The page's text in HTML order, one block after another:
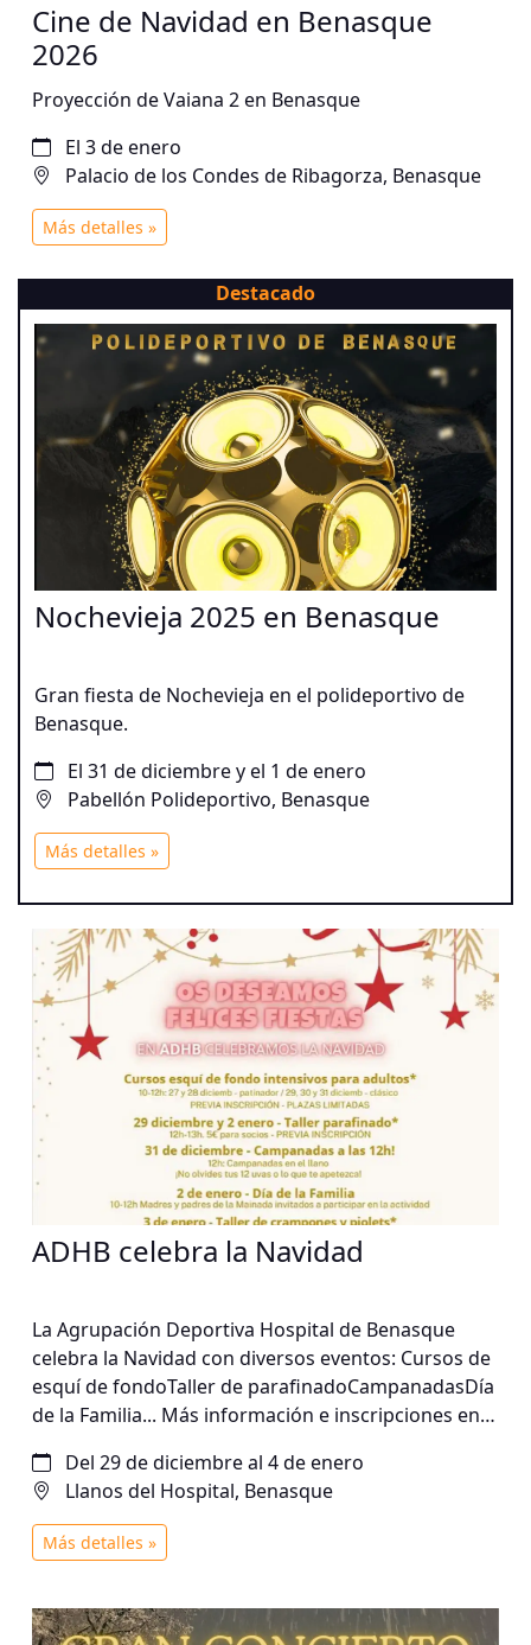
Cine de Navidad en Benasque
2026
Proyección de Vaiana 2 en Benasque
El 3 de enero
Palacio de los Condes de Ribagorza, Benasque
Más detalles »
Destacado
Nochevieja 2025 en Benasque
Gran fiesta de Nochevieja en el polideportivo de
Benasque.
El 31 de diciembre y el 1 de enero
Pabellón Polideportivo, Benasque
Más detalles »
ADHB celebra la Navidad
La Agrupación Deportiva Hospital de Benasque
celebra la Navidad con diversos eventos: Cursos de
esquí de fondoTaller de parafinadoCampanadasDía
de la Familia... Más información e inscripciones en
Del 29 de diciembre al 4 de enero
Llanos del Hospital, Benasque
Más detalles »